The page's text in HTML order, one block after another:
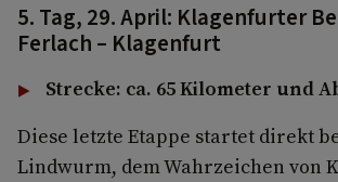
5. Tag, 29. April: Klagenfurter
Ferlach – Klagenfurt
Strecke: ca. 65 Kilometer und
Diese letzte Etappe startet direkt
Lindwurm, dem Wahrzeichen von